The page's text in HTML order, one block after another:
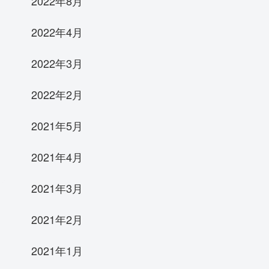
2022年4月
2022年3月
2022年2月
2021年5月
2021年4月
2021年3月
2021年2月
2021年1月